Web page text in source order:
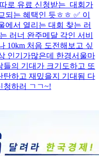
로 유료 신청받는 대회가
는 혜택인 듯ㅎㅎ ✅ 이
에서 열리는 대회 찾는 러
러너 완주메달 각인 서비
10km 처음 도전해보고 싶
인기가많은데 한경서울마
의 기대가 크기도하고 또
하고 재밌을지 기대됨 다
청하러 ㄱㄱ~!